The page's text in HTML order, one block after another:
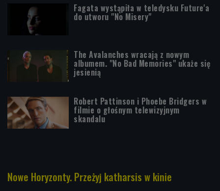
Fagata wystąpiła w teledysku Future'a
do utworu "No Misery"
The Avalanches wracają z nowym
albumem. "No Bad Memories" ukaże się
jesienią
Robert Pattinson i Phoebe Bridgers w
filmie o głośnym telewizyjnym
skandalu
Nowe Horyzonty. Przeżyj katharsis w kinie